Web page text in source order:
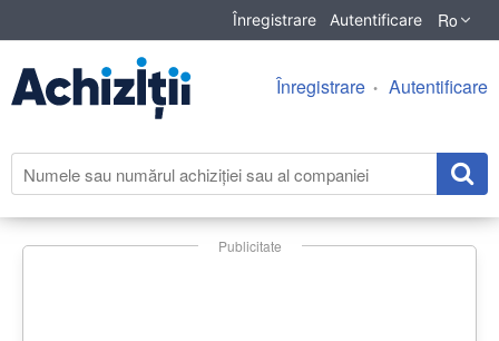
Înregistrare Autentificare Ro
Înregistrare Autentificare
Publicitate